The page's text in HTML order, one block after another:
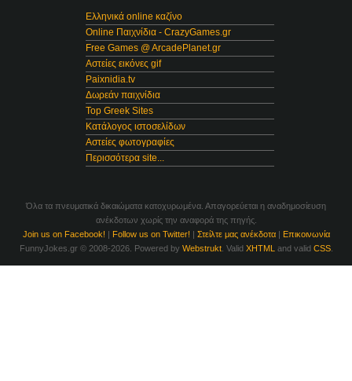
Ελληνικά online καζίνο
Online Παιχνίδια - CrazyGames.gr
Free Games @ ArcadePlanet.gr
Αστείες εικόνες gif
Paixnidia.tv
Δωρεάν παιχνίδια
Top Greek Sites
Κατάλογος ιστοσελίδων
Αστείες φωτογραφίες
Περισσότερα site...
Όλα τα πνευματικά δικαιώματα κατοχυρωμένα. Απαγορεύεται η αναδημοσίευση
ανέκδοτων χωρίς την αναφορά της πηγής.
Join us on Facebook! | Follow us on Twitter! | Στείλτε μας ανέκδοτα| Επικοινωνία
FunnyJokes.gr © 2008-2026. Powered by Webstrukt. Valid XHTML and valid CSS.